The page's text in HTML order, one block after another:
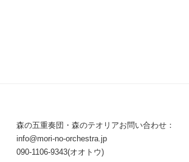
森の五重奏団・森のテオリアお問い合わせ：
info@mori-no-orchestra.jp
090-1106-9343(オオトウ)